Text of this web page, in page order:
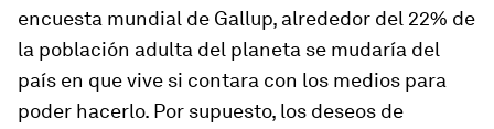
encuesta mundial de Gallup, alrededor del 22% de
la población adulta del planeta se mudaría del
país en que vive si contara con los medios para
poder hacerlo. Por supuesto, los deseos de